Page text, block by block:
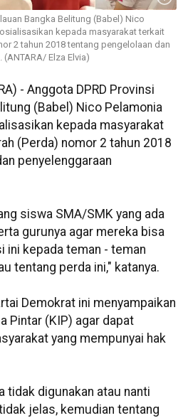
Bangka Belitung (Babel) Nico
kepada masyarakat terkait
2 tahun 2018 tentang pengelolaan dan
Elza Elvia)
- Anggota DPRD Provinsi
(Babel) Nico Pelamonia
kepada masyarakat
(Perda) nomor 2 tahun 2018
penyelenggaraan
siswa SMA/SMK yang ada
gurunya agar mereka bisa
ini kepada teman - teman
tentang perda ini," katanya.
Demokrat ini menyampaikan
Pintar (KIP) agar dapat
yang mempunyai hak
tidak digunakan atau nanti
jelas, kemudian tentang